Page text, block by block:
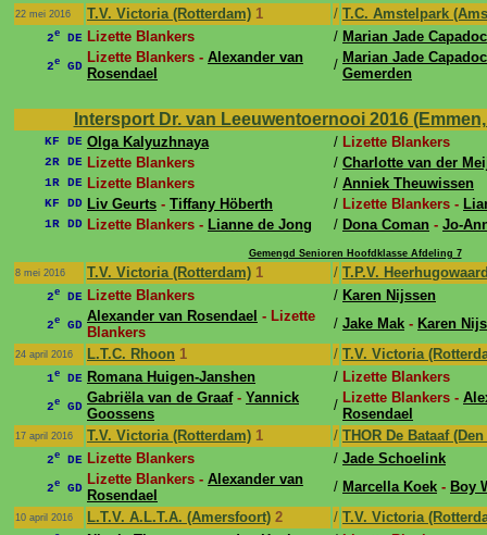
22 mei 2016 T.V. Victoria (Rotterdam) 1 / T.C. Amstelpark
2e DE Lizette Blankers / Marian Jade
2e GD
Lizette Blankers - Alexander van
Rosendael
/ Marian Jade
Gemerden
Intersport Dr. van Leeuwentoernooi 2016
KF DE Olga Kalyuzhnaya / Lizette Blankers
2R DE Lizette Blankers / Charlotte van der
1R DE Lizette Blankers / Anniek Theuwissen
KF DD Liv Geurts - Tiffany Höberth / Lizette Blankers -
1R DD Lizette Blankers - Lianne de Jong / Dona Coman - Jo-
Gemengd Senioren Hoofdklasse Afdeling 7
8 mei 2016
T.V. Victoria (Rotterdam) 1 / T.P.V.
2e DE Lizette Blankers / Karen Nijssen
2e GD
Alexander van Rosendael - Lizette
Blankers
/ Jake Mak - Karen
24 april 2016 L.T.C. Rhoon 1 / T.V. Victoria
1e DE Romana Huigen-Janshen / Lizette Blankers
2e GD
Gabriëla van de Graaf- Yannick
Goossens
/ Lizette Blankers -
Rosendael
17 april 2016 T.V. Victoria (Rotterdam) 1 / THOR De Bataaf (Den
2e DE Lizette Blankers / Jade Schoelink
2e GD
Lizette Blankers - Alexander van
Rosendael
/ Marcella Koek - Boy
10 april 2016 L.T.V. A.L.T.A. (Amersfoort) 2 / T.V. Victoria